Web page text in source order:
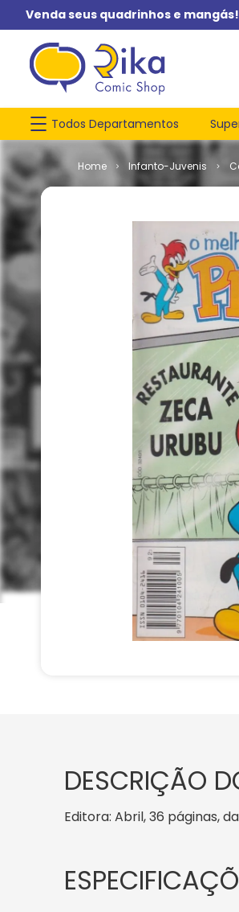
Venda seus quadrinhos e mangás!
Todos Departamentos
Infanto-Juvenis
DESCRIÇÃO
Editora: Abril, 36 páginas,